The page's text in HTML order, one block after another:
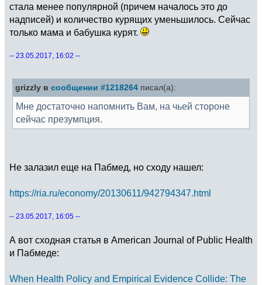
стала менее популярной (причем началось это до
надписей) и количество курящих уменьшилось. Сейчас
только мама и бабушка курят.
-- 23.05.2017, 16:02 --
grizzly в сообщении #1218264 писал(а):
Мне достаточно напомнить Вам, на чьей стороне
сейчас презумпция.
Не залазил еще на Пабмед, но сходу нашел:
https://ria.ru/economy/20130611/942794347.html
-- 23.05.2017, 16:05 --
А вот сходная статья в American Journal of Public Health
и Пабмеде:
When Health Policy and Empirical Evidence Collide: The